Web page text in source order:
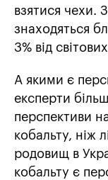
взятися чехи.
знаходяться
3% від
А якими є
експерти
перспективи
кобальту, ніж
родовищ в
кобальту є